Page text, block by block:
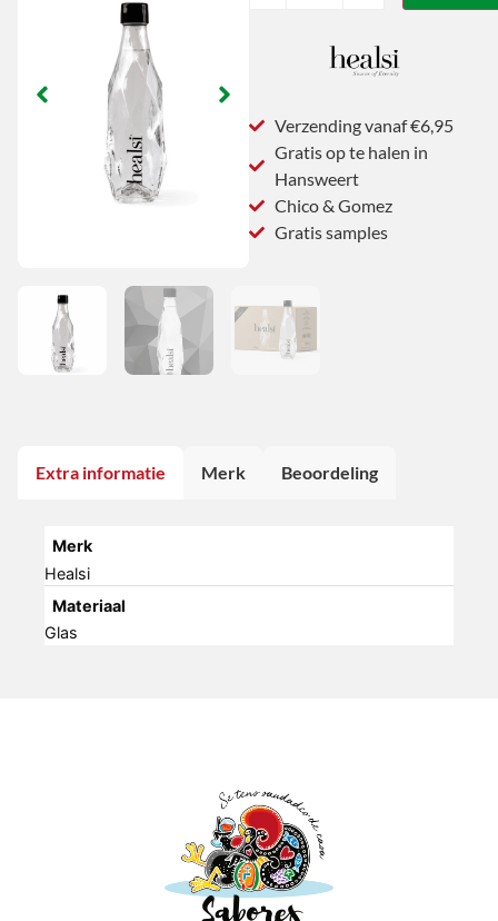
Verzending vanaf €6,95
Gratis op te halen in
Hansweert
Chico & Gomez
Gratis samples
Extra informatie Merk Beoordeling
Merk
Healsi
Materiaal
Glas